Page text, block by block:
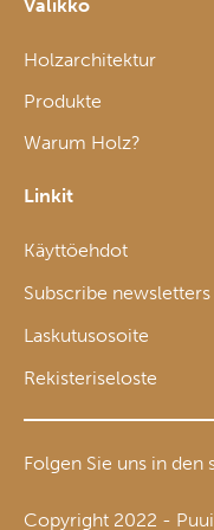
Valikko
Holzarchitektur
Produkte
Warum Holz?
Linkit
Käyttöehdot
Subscribe newsletters
Laskutusosoite
Rekisteriseloste
Folgen Sie uns in den
Copyright 2022 -